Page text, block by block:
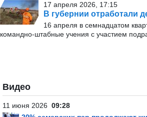
17 апреля 2026, 17:15
В губернии отработали
16 апреля в семнадцатом
командно-штабные учения с участием
Видео
11 июня 2026 09:28